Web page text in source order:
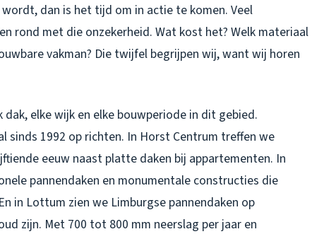
dan is het tijd om in actie te komen. Veel
rond met die onzekerheid. Wat kost het? Welk materiaal
vakman? Die twijfel begrijpen wij, want wij horen
dak, elke wijk en elke bouwperiode in dit gebied.
sinds 1992 op richten. In Horst Centrum treffen we
eeuw naast platte daken bij appartementen. In
pannendaken en monumentale constructies die
in Lottum zien we Limburgse pannendaken op
zijn. Met 700 tot 800 mm neerslag per jaar en